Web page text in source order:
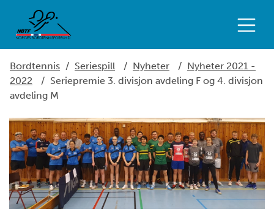
Bordtennis / Seriespill / Nyheter / Nyheter 2021 -
2022
/ Seriepremie 3. divisjon avdeling F og 4. divisjon
avdeling M